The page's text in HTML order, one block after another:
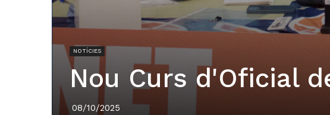
NOTÍCIES
Nou Curs d'Oficial
08/10/2025